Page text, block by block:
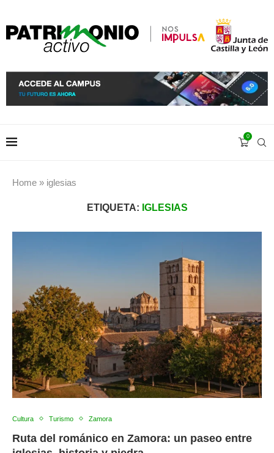
0
Home » iglesias
ETIQUETA: IGLESIAS
Cultura Turismo Zamora
Ruta del románico en Zamora: un paseo entre